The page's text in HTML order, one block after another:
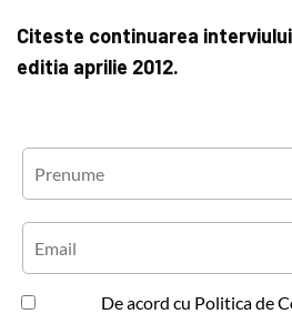
Citeste continuarea
editia aprilie 2012.